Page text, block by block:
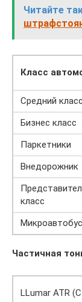
Читайте
Класс
Средний класс
Бизнес класс
Паркетники
Внедорожник
класс
Микроавтобус
Частичная
LLumar ATR